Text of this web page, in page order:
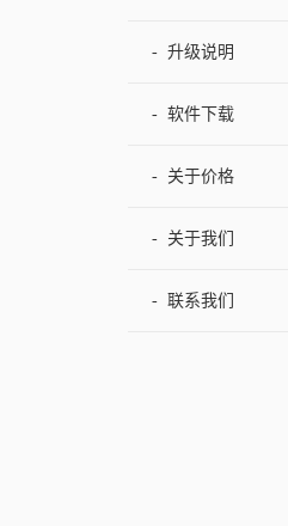
- 升级说明
- 软件下载
- 关于价格
- 关于我们
- 联系我们